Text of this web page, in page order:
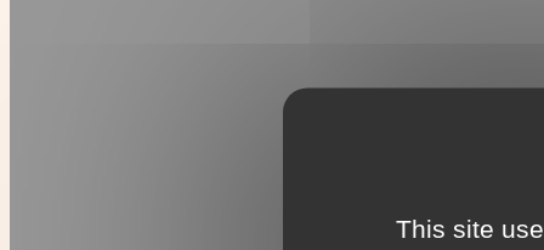
This site